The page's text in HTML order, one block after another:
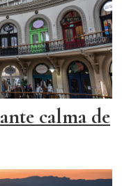
calma de